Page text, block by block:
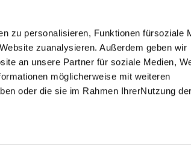
zu personalisieren, Funktionen fürsoziale
zuanalysieren. Außerdem geben wir
an unsere Partner für soziale Medien,
möglicherweise mit weiteren
oder die sie im Rahmen IhrerNutzung